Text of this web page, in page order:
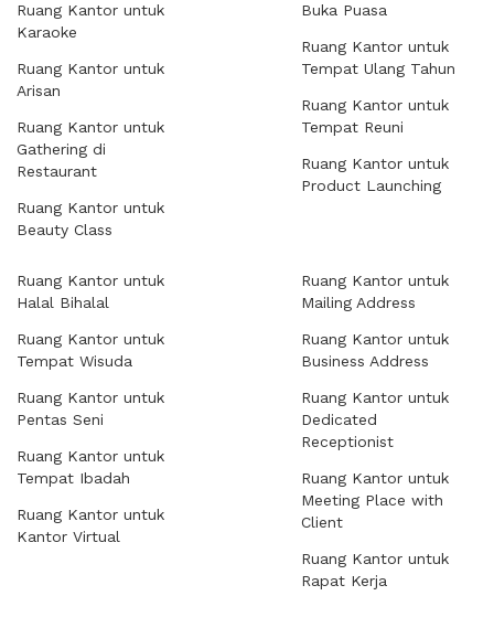
Ruang Kantor untuk
Karaoke
Ruang Kantor untuk
Arisan
Ruang Kantor untuk
Gathering di
Restaurant
Ruang Kantor untuk
Beauty Class
Buka Puasa
Ruang Kantor untuk
Tempat Ulang Tahun
Ruang Kantor untuk
Tempat Reuni
Ruang Kantor untuk
Product Launching
Ruang Kantor untuk
Halal Bihalal
Ruang Kantor untuk
Tempat Wisuda
Ruang Kantor untuk
Pentas Seni
Ruang Kantor untuk
Tempat Ibadah
Ruang Kantor untuk
Kantor Virtual
Ruang Kantor untuk
Mailing Address
Ruang Kantor untuk
Business Address
Ruang Kantor untuk
Dedicated
Receptionist
Ruang Kantor untuk
Meeting Place with
Client
Ruang Kantor untuk
Rapat Kerja